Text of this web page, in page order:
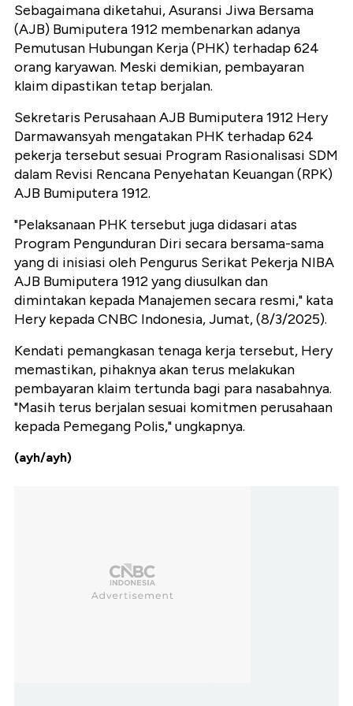
Sebagaimana diketahui, Asuransi Jiwa Bersama
(AJB) Bumiputera 1912 membenarkan adanya
Pemutusan Hubungan Kerja (PHK) terhadap 624
orang karyawan. Meski demikian, pembayaran
klaim dipastikan tetap berjalan.
Sekretaris Perusahaan AJB Bumiputera 1912 Hery
Darmawansyah mengatakan PHK terhadap 624
pekerja tersebut sesuai Program Rasionalisasi SDM
dalam Revisi Rencana Penyehatan Keuangan (RPK)
AJB Bumiputera 1912.
"Pelaksanaan PHK tersebut juga didasari atas
Program Pengunduran Diri secara bersama-sama
yang di inisiasi oleh Pengurus Serikat Pekerja NIBA
AJB Bumiputera 1912 yang diusulkan dan
dimintakan kepada Manajemen secara resmi," kata
Hery kepada CNBC Indonesia, Jumat, (8/3/2025).
Kendati pemangkasan tenaga kerja tersebut, Hery
memastikan, pihaknya akan terus melakukan
pembayaran klaim tertunda bagi para nasabahnya.
"Masih terus berjalan sesuai komitmen perusahaan
kepada Pemegang Polis," ungkapnya.
(ayh/ayh)